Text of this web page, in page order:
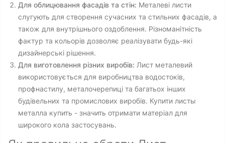
Для облицювання фасадів та стін: Металеві листи
слугують для створення сучасних та стильних фасадів, а
також для внутрішнього оздоблення. Різноманітність
фактур та кольорів дозволяє реалізувати будь-які
дизайнерські рішення.
Для виготовлення різних виробів: Лист металевий
використовується для виробництва водостоків,
профнастилу, металочерепиці та багатьох інших
будівельних та промислових виробів. Купити листы
металла купить - значить отримати матеріал для
широкого кола застосувань.